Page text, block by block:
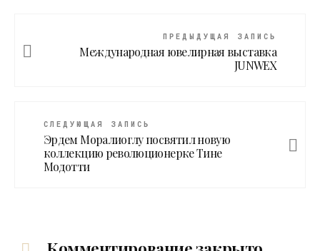
ПРЕДЫДУЩАЯ ЗАПИСЬ
Международная ювелирная выставка
JUNWEX
СЛЕДУЮЩАЯ ЗАПИСЬ
Эрдем Моралиоглу посвятил новую
коллекцию революционерке Тине
Модотти